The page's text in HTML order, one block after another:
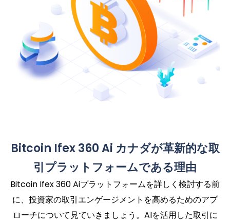
Bitcoin Ifex 360 Ai カナダが革新的な取
引プラットフォームである理由
Bitcoin Ifex 360 Aiプラットフォームを詳しく検討する前
に、投資家の取引エンゲージメントを高めるためのアプ
ローチについて見ていきましょう。AIを活用した取引に